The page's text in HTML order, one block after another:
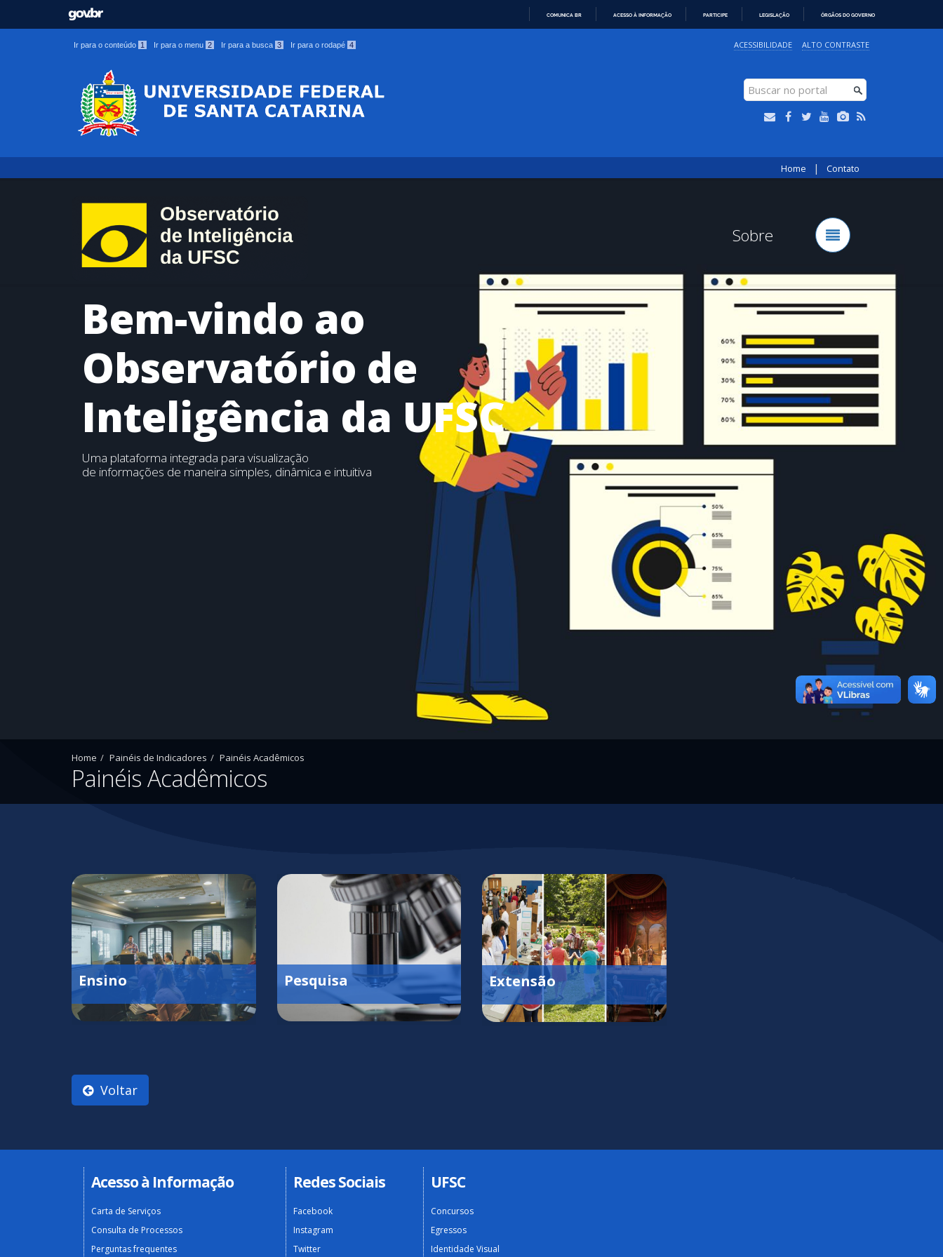
COMUNICA BR ACESSO À INFORMAÇÃO PARTICIPE LEGISLAÇÃO ÓRGÃOS DO GOVERNO
Ir para o conteúdo 1 Ir para o menu 2 Ir para a busca 3 Ir para o rodapé 4 ACESSIBILIDADE ALTO CONTRASTE
Home | Contato
Sobre
Bem-vindo ao
Observatório de
Inteligência da UFSC
Uma plataforma integrada para visualização
de informações de maneira simples, dinâmica e intuitiva
Home Painéis de Indicadores Painéis Acadêmicos
Painéis Acadêmicos
Ensino Pesquisa Extensão
Voltar
Acesso à Informação
Carta de Serviços
Consulta de Processos
Perguntas frequentes
Redes Sociais
Facebook
Instagram
Twitter
UFSC
Concursos
Egressos
Identidade Visual